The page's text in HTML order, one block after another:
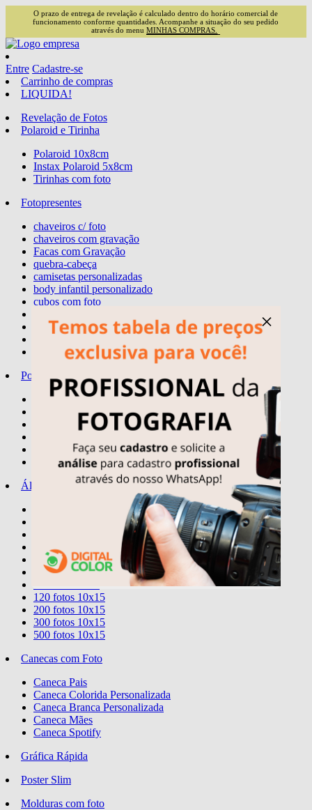
O prazo de entrega de revelação é calculado dentro do horário comercial de
funcionamento conforme quantidades. Acompanhe a situação do seu pedido
através do menuMINHAS COMPRAS.
Entre Cadastre-se
Carrinho de compras
LIQUIDA!
Revelação de Fotos
Polaroid e Tirinha
Polaroid 10x8cm
Instax Polaroid 5x8cm
Tirinhas com foto
Fotopresentes
chaveiros c/ foto
chaveiros com gravação
Facas com Gravação
quebra-cabeça
camisetas personalizadas
body infantil personalizado
cubos com foto
quadros temas
display - stand-up mini
Porta-Retratos
10x15
30X40
Álbuns
80 fotos 15x21
40 fotos 20x25
40 fotos 20x30
120 fotos 10x15
200 fotos 10x15
300 fotos 10x15
500 fotos 10x15
Canecas com Foto
Caneca Pais
Caneca Colorida Personalizada
Caneca Branca Personalizada
Caneca Mães
Caneca Spotify
Gráfica Rápida
Poster Slim
Molduras com foto
×